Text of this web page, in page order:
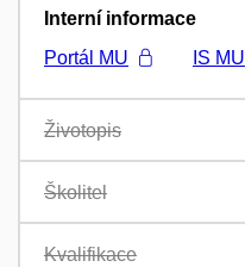
Interní informace
Portál MU
IS MU
Životopis
Školitel
Kvalifikace